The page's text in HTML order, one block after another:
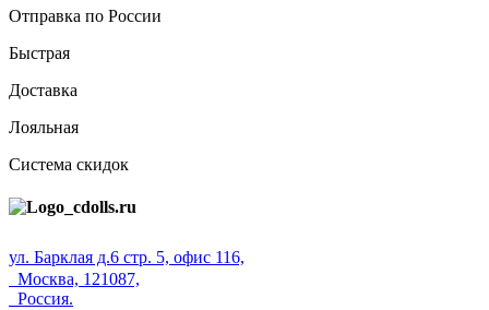
Отправка по России
Быстрая
Доставка
Лояльная
Система скидок
ул. Барклая д.6 стр. 5, офис 116,
Москва, 121087,
Россия.